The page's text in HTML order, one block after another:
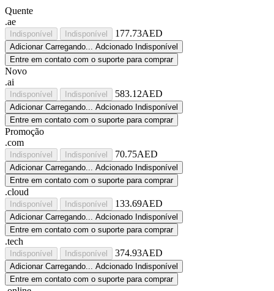
Quente
.ae
Indisponível Indisponível 177.73AED
Adicionar Carregando... Adcionado Indisponível
Entre em contato com o suporte para comprar
Novo
.ai
Indisponível Indisponível 583.12AED
Adicionar Carregando... Adcionado Indisponível
Entre em contato com o suporte para comprar
Promoção
.com
Indisponível Indisponível 70.75AED
Adicionar Carregando... Adcionado Indisponível
Entre em contato com o suporte para comprar
.cloud
Indisponível Indisponível 133.69AED
Adicionar Carregando... Adcionado Indisponível
Entre em contato com o suporte para comprar
.tech
Indisponível Indisponível 374.93AED
Adicionar Carregando... Adcionado Indisponível
Entre em contato com o suporte para comprar